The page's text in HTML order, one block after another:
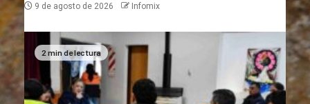
9 de agosto de 2026 Infomix
2 min de lectura